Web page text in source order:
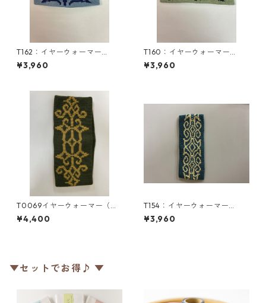
T162：イヤーウォーマー
（M）／津田命子デザインアイ
ヌ文様編み込みイヤーウォー
¥3,960
T160：イヤーウォーマー
（M）／津田命子デザインアイ
ヌ文様編み込みイヤーウォー
¥3,960
T0069イヤーウォーマー（メ
リノウール100%）／津田命子
デザインアイヌ文様編み込み
¥4,400
T154：イヤーウォーマー
（M）／津田命子デザインアイ
ヌ文様編み込みイヤーウォー
¥3,960
▼セットでお得♪ ▼